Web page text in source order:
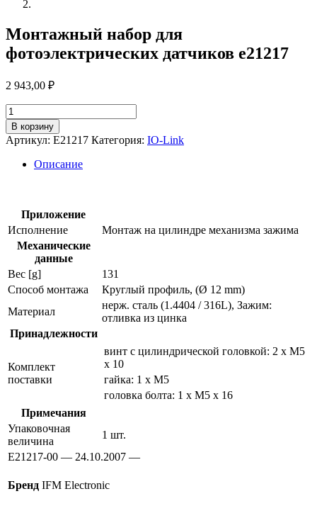
Монтажный набор для
фотоэлектрических датчиков e21217
2 943,00 ₽
Количество
товара
Монтажный
набор
фотоэлектрических
В корзину
Артикул: E21217 Категория: IO-Link
Описание
Приложение
Исполнение
Монтаж на цилиндре механизма зажима
Механические
данные
Вес [g]
131
Способ монтажа
Круглый профиль, (Ø 12 mm)
Материал
нерж. сталь (1.4404 / 316L), Зажим:
отливка из цинка
Принадлежности
Комплект
поставки
винт с цилиндрической головкой: 2 x M5
x 10
гайка: 1 x M5
головка болта: 1 x M5 x 16
Примечания
Упаковочная
величина
1 шт.
E21217-00 — 24.10.2007 —
Бренд IFM Electronic